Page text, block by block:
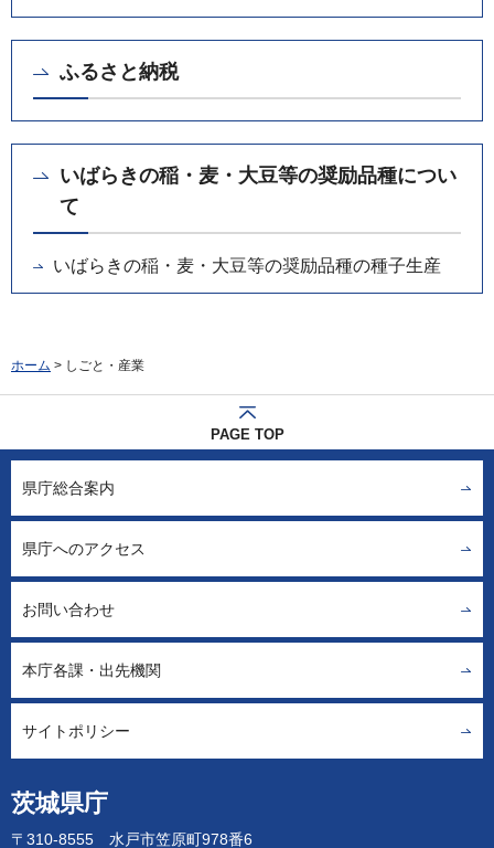
ふるさと納税
いばらきの稲・麦・大豆等の奨励品種につい
て
いばらきの稲・麦・大豆等の奨励品種の種子生産
ホーム > しごと・産業
PAGE TOP
茨城県庁
〒310-8555 水戸市笠原町978番6
県庁総合案内
県庁へのアクセス
お問い合わせ
本庁各課・出先機関
サイトポリシー